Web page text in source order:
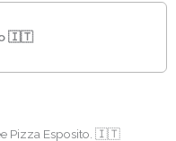
🇮🇹
Pizza Esposito. 🇮🇹